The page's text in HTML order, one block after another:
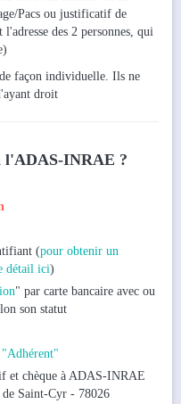
Pacs ou justificatif de
des 2 personnes, qui
façon individuelle. Ils ne
droit
l'ADAS-INRAE ?
(pour obtenir un
détail ici)
" par carte bancaire avec ou
son statut
et chèque à ADAS-INRAE
Saint-Cyr - 78026